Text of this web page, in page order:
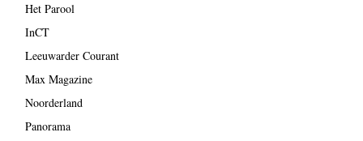
Het Parool
InCT
Leeuwarder Courant
Max Magazine
Noorderland
Panorama